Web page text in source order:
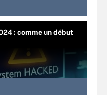
: comme un début